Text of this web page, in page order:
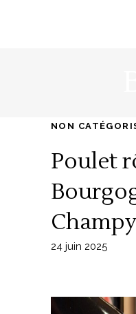
NON
Poulet
Champy
24 juin 2025